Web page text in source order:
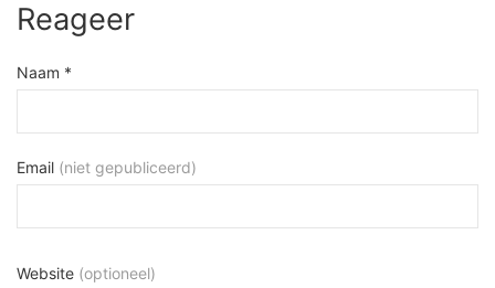
Reageer
Naam *
Email (niet gepubliceerd)
Website (optioneel)